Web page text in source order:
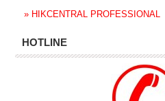
» HIKCENTRAL PROFESSIONAL
HOTLINE